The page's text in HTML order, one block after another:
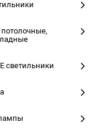
светильники